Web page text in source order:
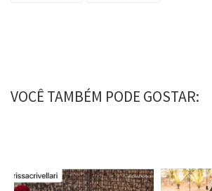
VOCÊ TAMBÉM PODE GOSTAR: